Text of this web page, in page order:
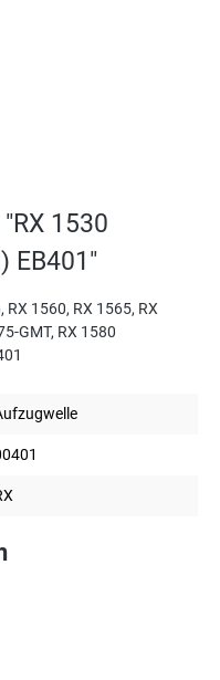
1530
EB401"
RX 1560, RX 1565, RX
GMT, RX 1580